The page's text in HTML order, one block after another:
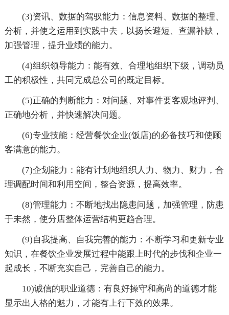
(3)资讯、数据的驾驭能力：信息资料、数据的整理、
分析，并使之运用到实践中去，以扬长避短、查漏补缺，
加强管理，提升业绩的能力。
(4)组织领导能力：能有效、合理地组织下级，调动员
工的积极性，共同完成总公司的既定目标。
(5)正确的判断能力：对问题、对事件要客观地评判、
正确地分析，并快速解决问题。
(6)专业技能：经营餐饮企业(饭店)的必备技巧和使顾
客满意的能力。
(7)企划能力：能有计划地组织人力、物力、财力，合
理调配时间和利用空间，整合资源，提高效率。
(8)管理能力：不断地找出隐患问题，加强管理，防患
于未然，使分店整体运营结构更趋合理。
(9)自我提高、自我完善的能力：不断学习和更新专业
知识，在餐饮企业发展过程中能跟上时代的步伐和企业一
起成长，不断充实自己，完善自己的能力。
10)诚信的职业道德：有良好操守和高尚的道德才能
显示出人格的魅力，才能有上行下效的效果。